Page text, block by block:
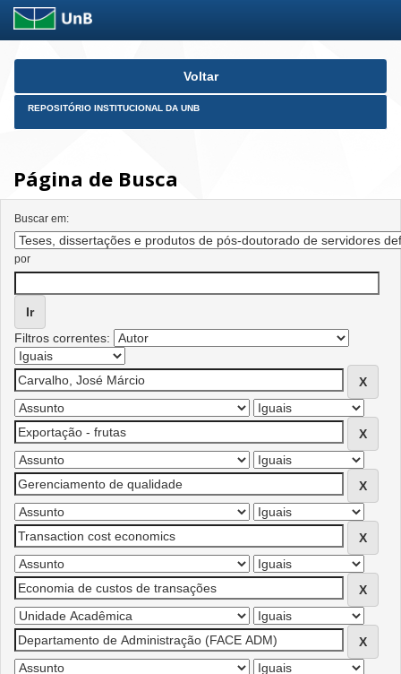
Skip
Voltar
REPOSITÓRIO INSTITUCIONAL DA UNB
Página de Busca
Buscar em:
por
Filtros correntes: